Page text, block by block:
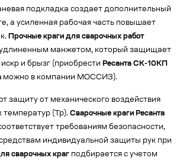
подкладка создает дополнительный
а усиленная рабочая часть повышает
Прочные краги для сварочных работ
удлиненным манжетом, который защищает
и брызг (приобрести Ресанта СК-10КП
можно в компании МОССИЗ).
защиту от механического воздействия
(Тр). Сварочные краги Ресанта
требованиям безопасности,
индивидуальной защиты рук при
сварочных краг подбирается с учетом